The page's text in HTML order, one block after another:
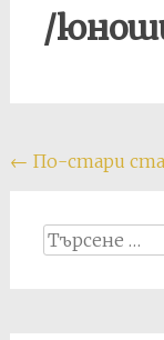
/
Posts
← По-стари
Search
for: